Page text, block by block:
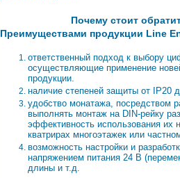
Почему стоит
Преимуществами продукции Line
ответственный подход к выбору
осуществляющие применение
продукции.
наличие степеней защиты от IP20
удобство монатажа, посредством
выполнять монтаж на DIN-рейку
эффективность использования их
кватрирах многоэтажек или
возможность настройки и
напряжением питания 24 В
длины и т.д.